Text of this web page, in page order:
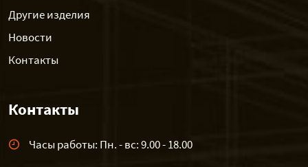
Другие изделия
Новости
Контакты
Контакты
Часы работы: Пн. - вс: 9.00 - 18.00